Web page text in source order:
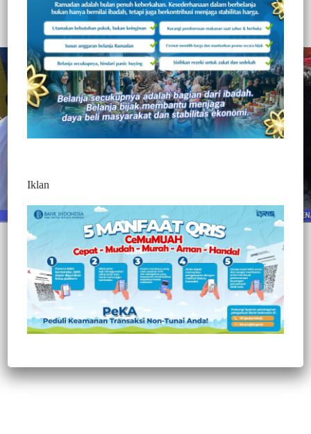
Redaksi Jurnaltivi
0 Min Baca
Rabu, 30 Desember 2020
371
Post Views: 371
Iklan